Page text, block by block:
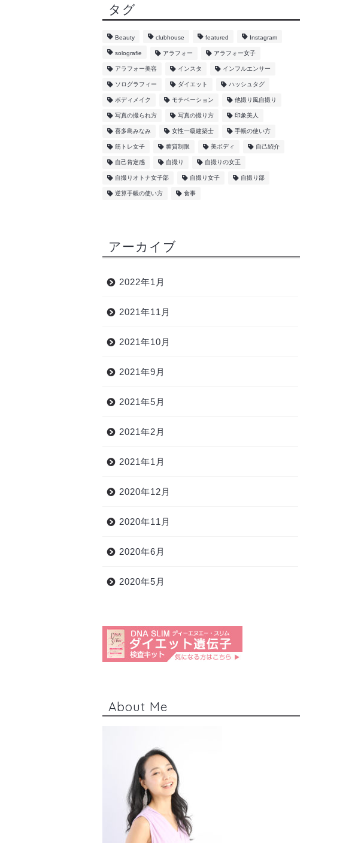
タグ
Beauty clubhouse featured Instagram
solografie アラフォー アラフォー女子
アラフォー美容 インスタ インフルエンサー
ソログラフィー ダイエット ハッシュタグ
ボディメイク モチベーション 他撮り風自撮り
写真の撮られ方 写真の撮り方 印象美人
喜多島みなみ 女性一級建築士 手帳の使い方
筋トレ女子 糖質制限 美ボディ 自己紹介
自己肯定感 自撮り 自撮りの女王
自撮りオトナ女子部 自撮り女子 自撮り部
逆算手帳の使い方 食事
アーカイブ
2022年1月
2021年11月
2021年10月
2021年9月
2021年5月
2021年2月
2021年1月
2020年12月
2020年11月
2020年6月
2020年5月
About Me